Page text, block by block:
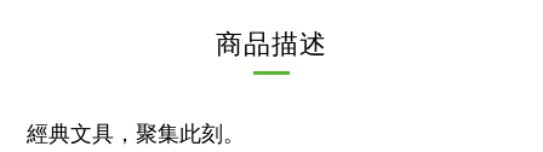
商品描述
經典文具，聚集此刻。